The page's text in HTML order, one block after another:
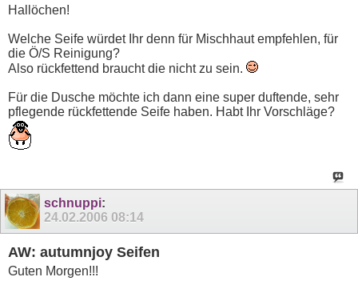
Hallöchen!
Welche Seife würdet Ihr denn für Mischhaut empfehlen, für
die Ö/S Reinigung?
Also rückfettend braucht die nicht zu sein.
Für die Dusche möchte ich dann eine super duftende, sehr
pflegende rückfettende Seife haben. Habt Ihr Vorschläge?
schnuppi:
24.02.2006 08:14
AW: autumnjoy Seifen
Guten Morgen!!!